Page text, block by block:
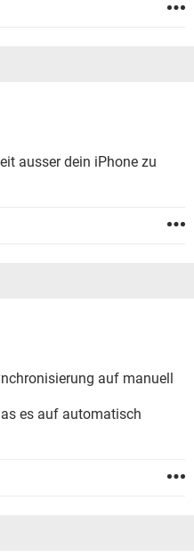
ausser dein iPhone zu
auf manuell
es auf automatisch